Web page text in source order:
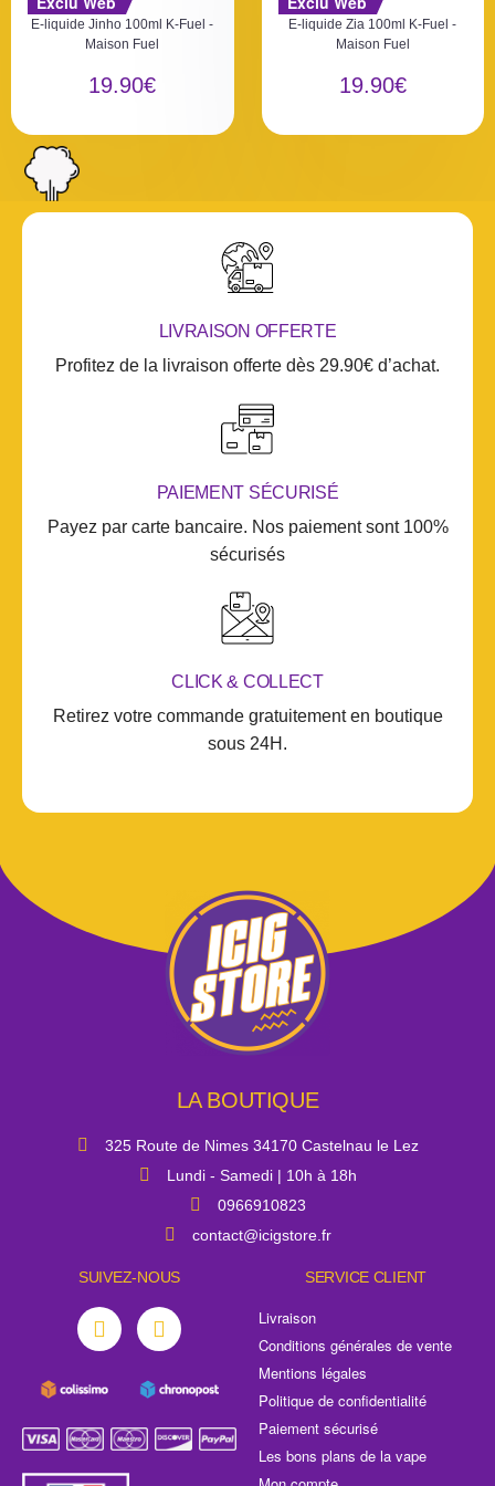
o
r
5
E-liquide Jinho 100ml K-Fuel -
Maison Fuel
19.90€
o
r
E-liquide Zia 100ml K-Fuel -
Maison Fuel
19.90€
LIVRAISON OFFERTE
Profitez de la livraison offerte dès 29.90€ d’achat.
PAIEMENT SÉCURISÉ
Payez par carte bancaire. Nos paiement sont 100%
sécurisés
CLICK & COLLECT
Retirez votre commande gratuitement en boutique
sous 24H.
LA BOUTIQUE
325 Route de Nimes 34170 Castelnau le Lez
Lundi - Samedi | 10h à 18h
0966910823
contact@icigstore.fr
SUIVEZ-NOUS SERVICE CLIENT
Livraison
Conditions générales de vente
Mentions légales
Politique de confidentialité
Paiement sécurisé
Les bons plans de la vape